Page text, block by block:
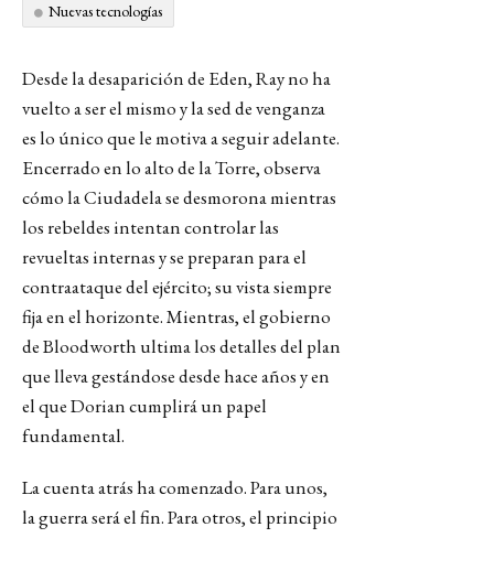
Nuevas tecnologías
Desde la desaparición de Eden, Ray no ha
vuelto a ser el mismo y la sed de venganza
es lo único que le motiva a seguir adelante.
Encerrado en lo alto de la Torre, observa
cómo la Ciudadela se desmorona mientras
los rebeldes intentan controlar las
revueltas internas y se preparan para el
contraataque del ejército; su vista siempre
fija en el horizonte. Mientras, el gobierno
de Bloodworth ultima los detalles del plan
que lleva gestándose desde hace años y en
el que Dorian cumplirá un papel
fundamental.
La cuenta atrás ha comenzado. Para unos,
la guerra será el fin. Para otros, el principio